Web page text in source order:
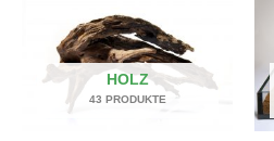
HOLZ
43 PRODUKTE